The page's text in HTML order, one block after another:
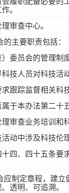
。
审查中心。
主要职责包括：
）委员会的管理制
科技人员对科技活
求跟踪监督相关科
属于本办法第二
理审查业务培训
活动中涉及科技伦
十四、四十五条
制定章程，建
透明、可追溯。